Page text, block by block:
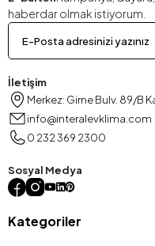
haberdar olmak istiyorum.
İletişim
Merkez: Girne Bulv. 89/B
info@interalevklima.com
0 232 369 2300
Sosyal Medya
Kategoriler